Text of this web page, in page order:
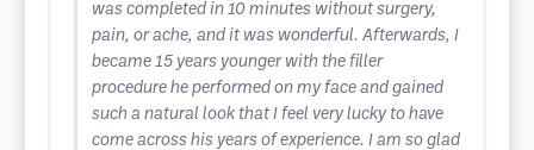
was completed in 10 minutes without surgery,
pain, or ache, and it was wonderful. Afterwards, I
became 15 years younger with the filler
procedure he performed on my face and gained
such a natural look that I feel very lucky to have
come across his years of experience. I am so glad